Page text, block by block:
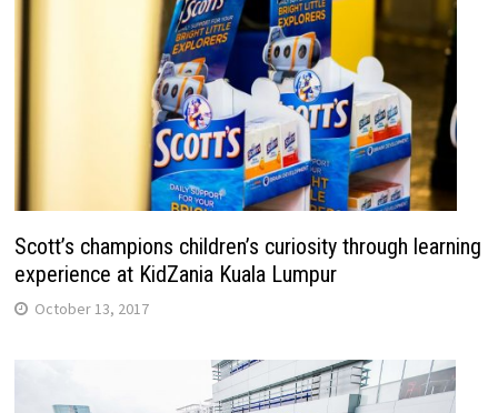
Scott’s champions children’s curiosity through learning
experience at KidZania Kuala Lumpur
October 13, 2017